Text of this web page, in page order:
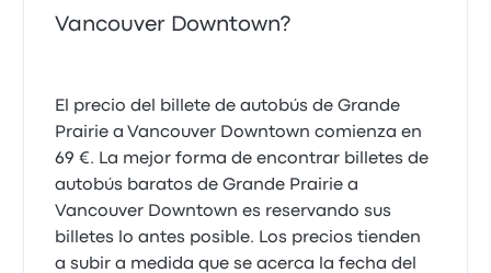
Vancouver Downtown?
El precio del billete de autobús de Grande
Prairie a Vancouver Downtown comienza en
69 €. La mejor forma de encontrar billetes de
autobús baratos de Grande Prairie a
Vancouver Downtown es reservando sus
billetes lo antes posible. Los precios tienden
a subir a medida que se acerca la fecha del